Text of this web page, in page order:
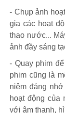
- Chụp ảnh
gia các hoạt
thao nước...
ảnh đầy sáng
- Quay phim
phim cũng là
niệm đáng
hoạt động của
với âm thanh,